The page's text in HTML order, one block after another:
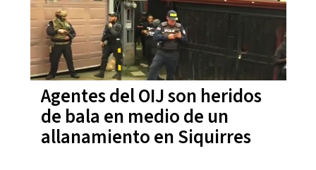
Agentes del OIJ son heridos
de bala en medio de un
allanamiento en Siquirres